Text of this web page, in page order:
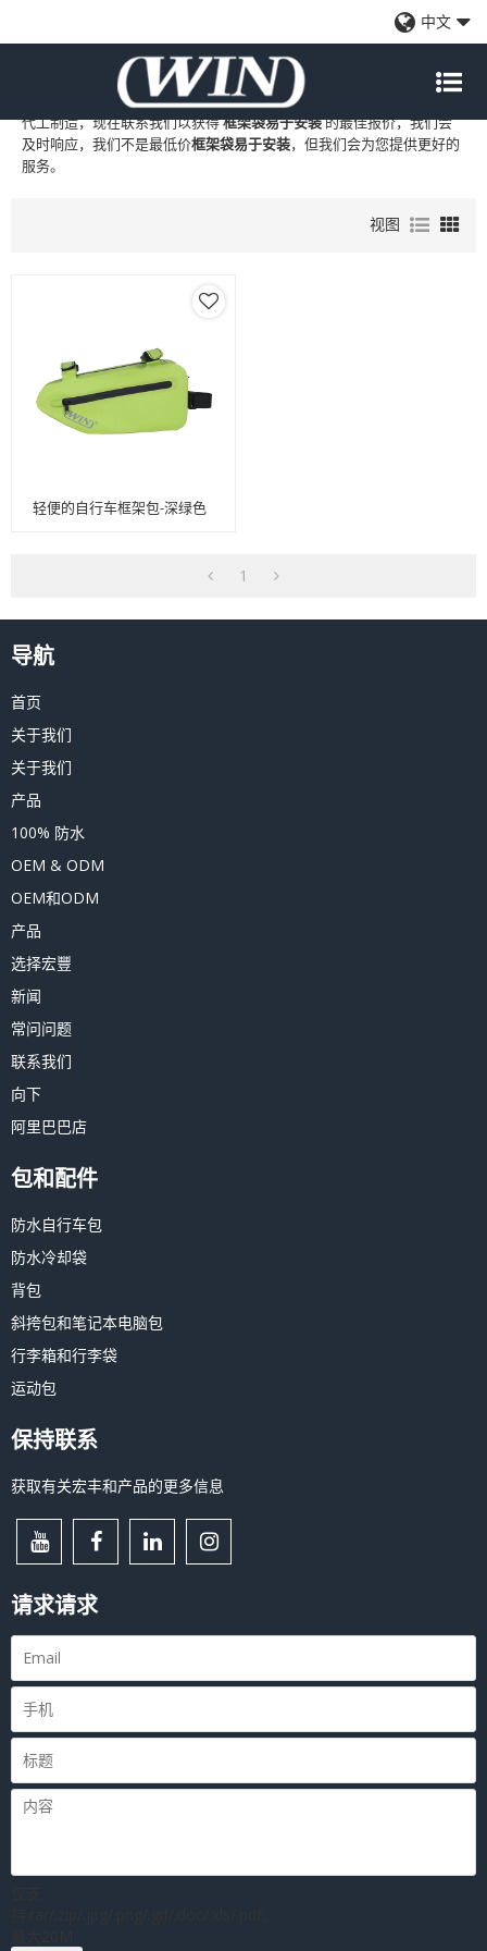
中文
框架袋易于安装的专业中国制造商和供应商，我们提供定制批
框架袋易于安装工厂、自有品牌框架袋易于安装
代工制造，现在联系我们以获得框架袋易于安装的最佳报价，我们会
及时响应，我们不是最低价框架袋易于安装，但我们会为您提供更好的
服务。
视图
轻便的自行车框架包-深绿色
1
导航
首页
关于我们
关于我们
产品
100% 防水
OEM & ODM
OEM和ODM
产品
选择宏豐
新闻
常问问题
联系我们
向下
阿里巴巴店
包和配件
防水自行车包
防水冷却袋
背包
斜挎包和笔记本电脑包
行李箱和行李袋
运动包
保持联系
获取有关宏丰和产品的更多信息
请求请求